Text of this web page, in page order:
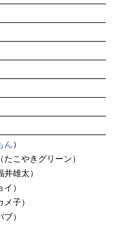
ん）
（たこやきグリーン）
井雄太）
イ）
メ子）
）